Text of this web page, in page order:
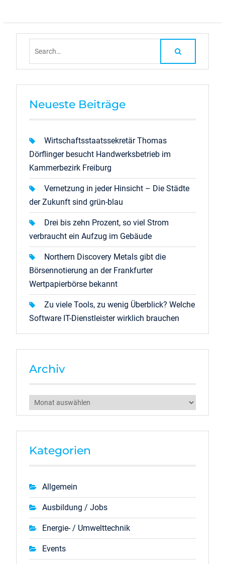
Neueste Beiträge
Wirtschaftsstaatssekretär Thomas
Dörflinger besucht Handwerksbetrieb im
Kammerbezirk Freiburg
Vernetzung in jeder Hinsicht – Die Städte
der Zukunft sind grün-blau
Drei bis zehn Prozent, so viel Strom
verbraucht ein Aufzug im Gebäude
Northern Discovery Metals gibt die
Börsennotierung an der Frankfurter
Wertpapierbörse bekannt
Zu viele Tools, zu wenig Überblick? Welche
Software IT-Dienstleister wirklich brauchen
Archiv
Archiv
Kategorien
Allgemein
Ausbildung / Jobs
Energie- / Umwelttechnik
Events